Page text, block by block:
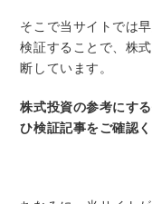
そこで当サイトでは
検証することで、株
断しています。
株式投資の参考にす
ひ検証記事をご確認く